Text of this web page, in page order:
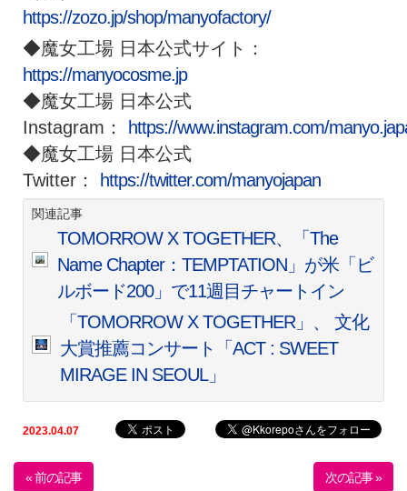
https://zozo.jp/shop/manyofactory/
◆魔女工場 日本公式サイト：
https://manyocosme.jp
◆魔女工場 日本公式
Instagram： https://www.instagram.com/
◆魔女工場 日本公式
Twitter： https://twitter.com/manyojapan
関連記事
TOMORROW X TOGETHER、「The
Name Chapter：TEMPTATION」が米「ビ
ルボード200」で11週目チャートイン
「TOMORROW X TOGETHER」、 文化
大賞推薦コンサート「ACT : SWEET
MIRAGE IN SEOUL」
2023.04.07
« 前の記事 次の記事 »